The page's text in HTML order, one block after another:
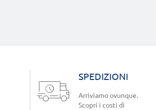
SPEDIZIONI
Arriviamo ovunque.
Scopri i costi di